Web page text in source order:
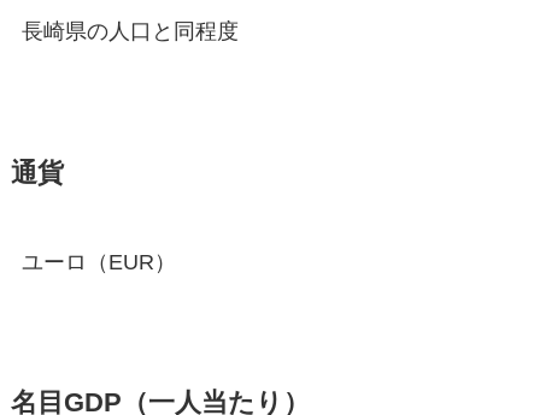
長崎県の人口と同程度
通貨
ユーロ（EUR）
名目GDP（一人当たり）